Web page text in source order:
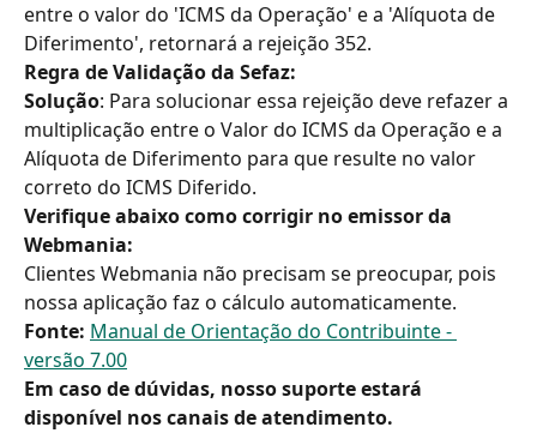
entre o valor do 'ICMS da Operação' e a 'Alíquota de
Diferimento', retornará a rejeição 352.
Regra de Validação da Sefaz:
Solução: Para solucionar essa rejeição deve refazer a
multiplicação entre o Valor do ICMS da Operação e a
Alíquota de Diferimento para que resulte no valor
correto do ICMS Diferido.
Verifique abaixo como corrigir no emissor da
Webmania:
Clientes Webmania não precisam se preocupar, pois
nossa aplicação faz o cálculo automaticamente.
Fonte: Manual de Orientação do Contribuinte -
versão 7.00
Em caso de dúvidas, nosso suporte estará
disponível nos canais de atendimento.